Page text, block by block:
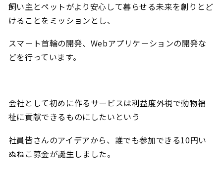
飼い主とペットがより安心して暮らせる未来を創りとど
けることをミッションとし、
スマート首輪の開発、Webアプリケーションの開発な
どを行っています。
会社として初めに作るサービスは利益度外視で動物福
祉に貢献できるものにしたいという
社員皆さんのアイデアから、誰でも参加できる10円い
ぬねこ募金が誕生しました。